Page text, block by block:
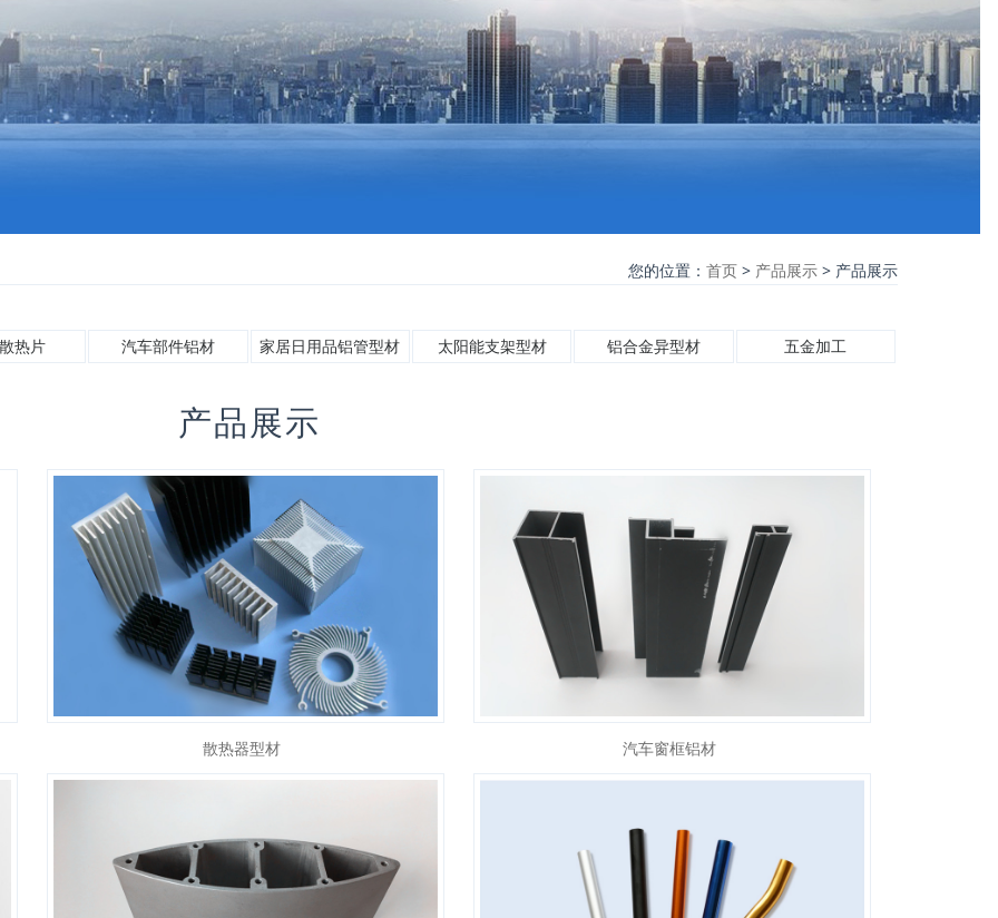
您的位置： 首页> 产品展示> 产品展示
热片 汽车部件铝材 家居日用品铝管型材 太阳能支架型材 铝合金异型材 五金加工
产品展示
散热器型材 汽车窗框铝材